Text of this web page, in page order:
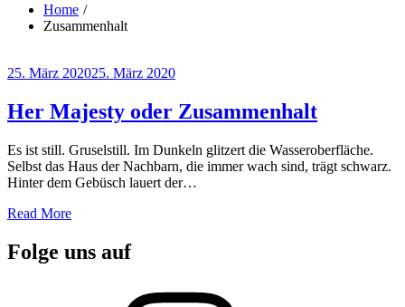
Home
Zusammenhalt
Posted
25. März 202025. März 2020
Her Majesty oder Zusammenhalt
Es ist still. Gruselstill. Im Dunkeln glitzert die Wasseroberfläche.
Selbst das Haus der Nachbarn, die immer wach sind, trägt schwarz.
Hinter dem Gebüsch lauert der…
Read More
Folge uns auf